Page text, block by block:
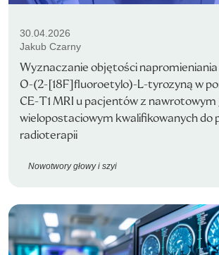
30.04.2026
Jakub Czarny
Wyznaczanie objętości napromieniania
O-(2-[18F]fluoroetylo)-L-tyrozyną w
CE-T1 MRI u pacjentów z
wielopostaciowym kwalifikowanych do
radioterapii
Nowotwory głowy i szyi